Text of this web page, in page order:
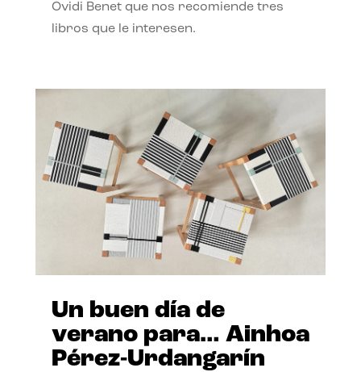
Ovidi Benet que nos recomiende tres
libros que le interesen.
Un buen día de
verano para… Ainhoa
Pérez-Urdangarín